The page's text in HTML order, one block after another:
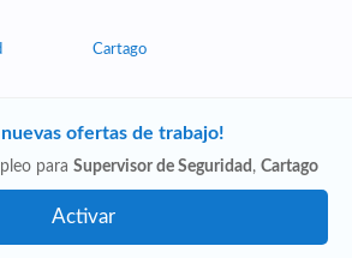
Cartago
nuevas ofertas de trabajo!
para Supervisor de Seguridad , Cartago